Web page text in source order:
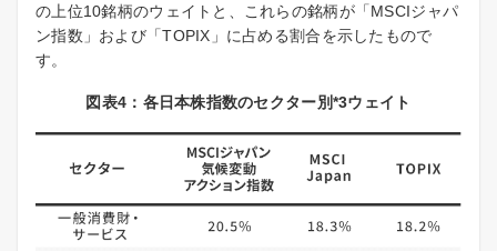
の上位10銘柄のウェイトと、これらの銘柄が「MSCIジャパ
ン指数」および「TOPIX」に占める割合を示したもので
す。
図表4：各日本株指数のセクター別*3ウェイト